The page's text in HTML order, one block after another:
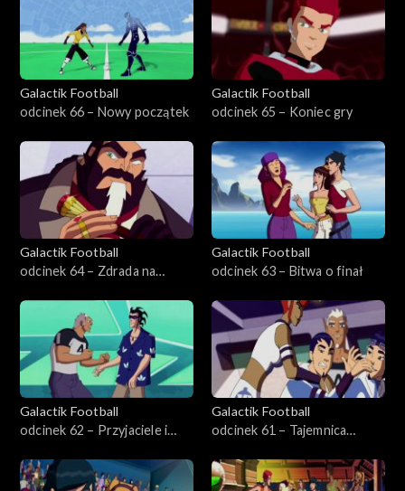
Galactik Football
odcinek 66 – Nowy początek
Galactik Football
odcinek 65 – Koniec gry
Galactik Football
odcinek 64 – Zdrada na
Galactik Football
odcinek 63 – Bitwa o finał
Galactik Football
odcinek 62 – Przyjaciele i
Galactik Football
odcinek 61 – Tajemnica